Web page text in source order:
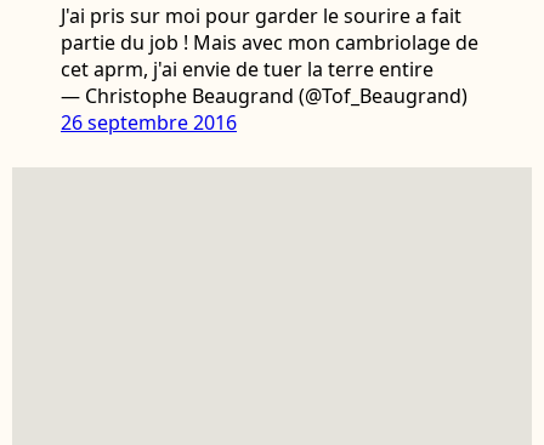
J'ai pris sur moi pour garder le sourire a fait
partie du job ! Mais avec mon cambriolage de
cet aprm, j'ai envie de tuer la terre entire
— Christophe Beaugrand (@Tof_Beaugrand)
26 septembre 2016